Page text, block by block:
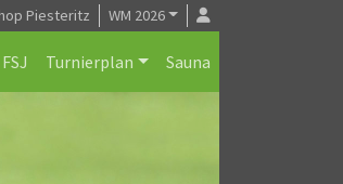
Piesteritz WM 2026
FSJ Turnierplan Sauna